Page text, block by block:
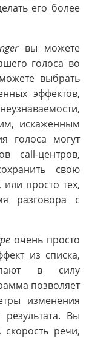
его более
вы можете
голоса во
выбрать
эффектов,
искаженным
голоса могут
call-центров,
свою
просто тех,
разговора с
очень просто
из списка,
в силу
позволяет
изменения
Вы
скорость речи,